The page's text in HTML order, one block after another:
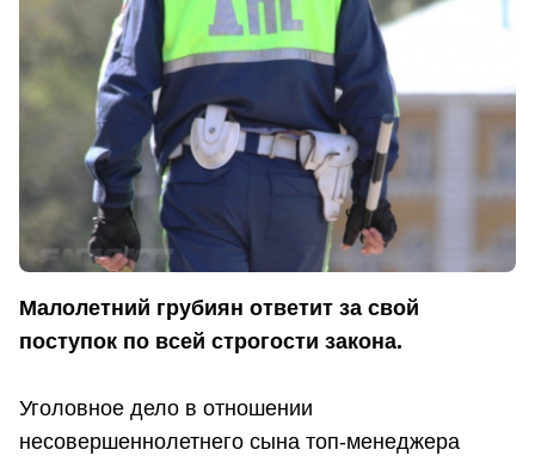
Малолетний грубиян ответит за свой
поступок по всей строгости закона.
Уголовное дело в отношении
несовершеннолетнего сына топ-менеджера